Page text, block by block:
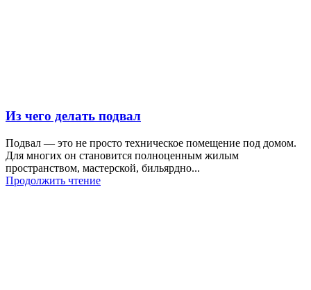
Из чего делать подвал
Подвал — это не просто техническое помещение под домом.
Для многих он становится полноценным жилым
пространством, мастерской, бильярдно...
Продолжить чтение